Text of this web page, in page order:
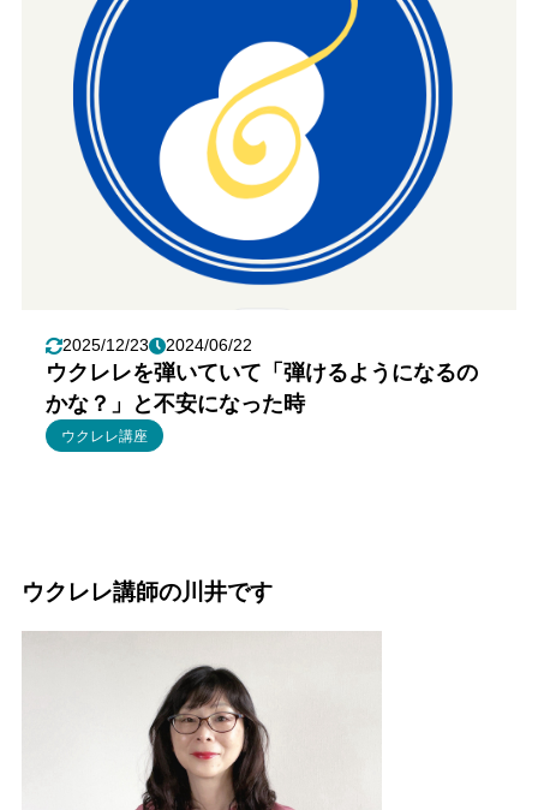
2025/12/23 2024/06/22
ウクレレを弾いていて「弾けるようになるの
かな？」と不安になった時
ウクレレ講座
ウクレレ講師の川井です